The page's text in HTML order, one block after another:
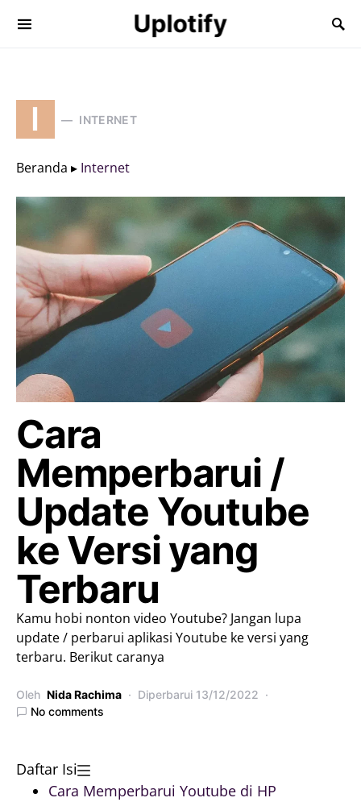
Uplotify
I INTERNET
Beranda ▸ Internet
Cara
Memperbarui /
Update Youtube
ke Versi yang
Terbaru
Kamu hobi nonton video Youtube? Jangan lupa
update / perbarui aplikasi Youtube ke versi yang
terbaru. Berikut caranya
Oleh Nida Rachima Diperbarui 13/12/2022
No comments
Daftar Isi
Cara Memperbarui Youtube di HP